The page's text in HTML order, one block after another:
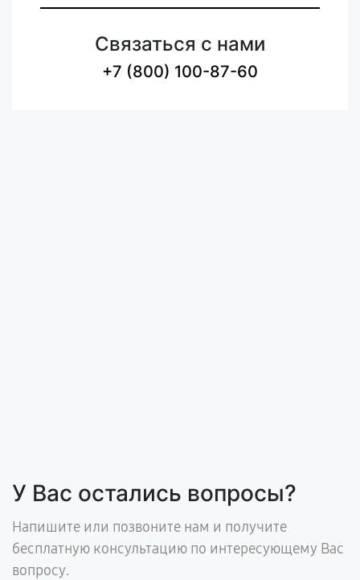
Связаться с нами
+7 (800) 100-87-60
У Вас остались вопросы?
Напишите или позвоните нам и получите
бесплатную консультацию по интересующему Вас
вопросу.